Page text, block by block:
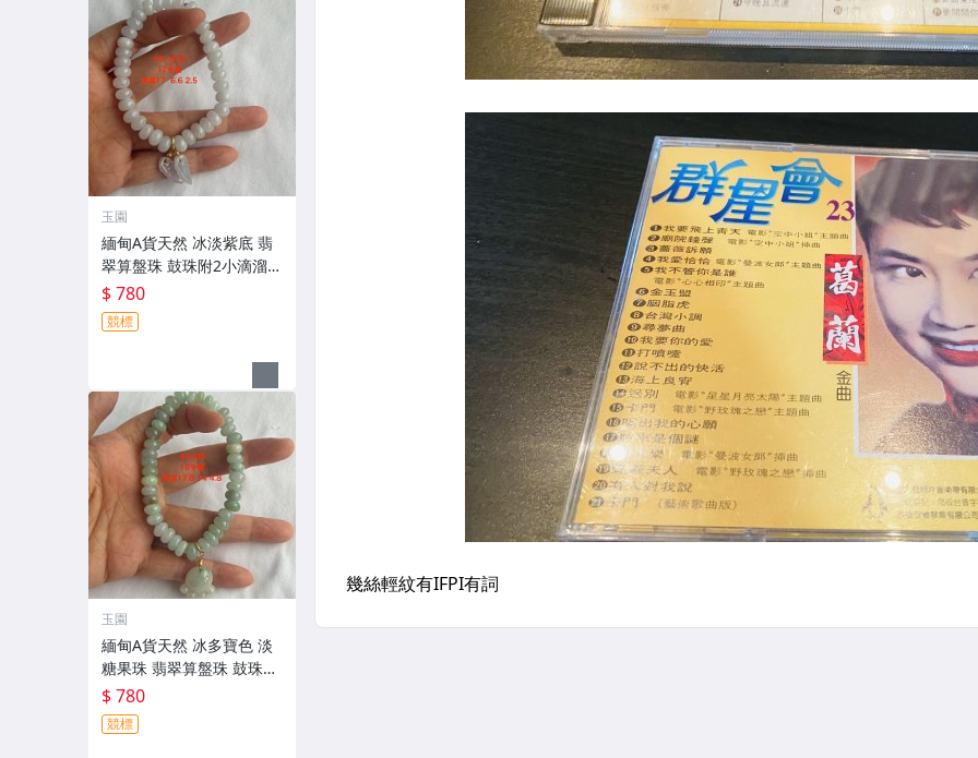
玉園
緬甸A貨天然 冰淡紫底 翡
翠算盤珠 鼓珠附2小滴溜手
$ 780
競標
玉園
緬甸A貨天然 冰多寶色 淡
糖果珠 翡翠算盤珠 鼓珠附
小滴溜手串 8.8咪 附證書
＃ 18圍
$ 780
競標